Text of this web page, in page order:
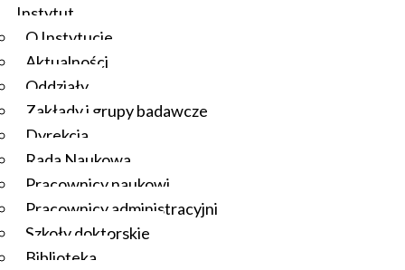
Instytut
O Instytucie
Aktualności
Oddziały
Zakłady i grupy badawcze
Dyrekcja
Rada Naukowa
Pracownicy naukowi
Pracownicy administracyjni
Szkoły doktorskie
Biblioteka